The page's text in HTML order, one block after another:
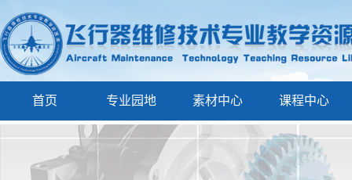
首页 专业园地 素材中心 课程中心